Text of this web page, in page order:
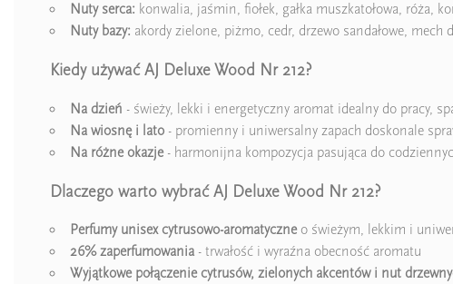
Nuty serca: konwalia, jaśmin, fiołek, gałka muszkatołowa, róża,
Nuty bazy: akordy zielone, piżmo, cedr, drzewo sandałowe, mech
Kiedy używać AJ Deluxe Wood Nr 212?
Na dzień - świeży, lekki i energetyczny aromat idealny do pracy,
Na wiosnę i lato - promienny i uniwersalny zapach doskonale
Na różne okazje- harmonijna kompozycja pasująca do
Dlaczego warto wybrać AJ Deluxe Wood Nr 212?
Perfumy unisex cytrusowo-aromatyczneo świeżym, lekkim i
26% zaperfumowania - trwałość i wyraźna obecność aromatu
Wyjątkowe połączenie cytrusów, zielonych akcentów i nut